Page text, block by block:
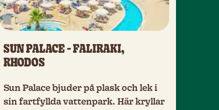
SUN PALACE - FALIRAKI,
RHODOS
Sun Palace bjuder på plask och lek i
sin fartfyllda vattenpark. Här kryllar